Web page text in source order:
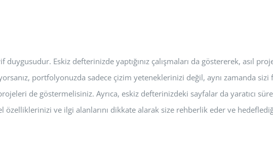
Eskiz defterinizde yaptığınız çalışmaları da göstererek, asıl
portfolyonuzda sadece çizim yeteneklerinizi değil, aynı zamanda
de göstermelisiniz. Ayrıca, eskiz defterinizdeki sayfalar da yaratıcı
özelliklerinizi ve ilgi alanlarını dikkate alarak size rehberlik eder ve